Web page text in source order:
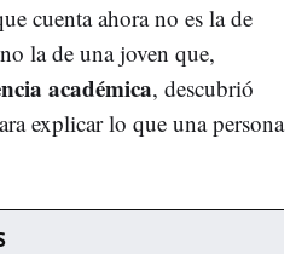
cuenta ahora no es la de
la de una joven que,
académica, descubrió
explicar lo que una persona